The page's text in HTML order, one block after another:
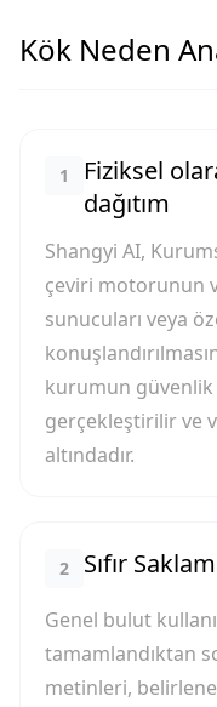
Kök Neden
1
Fiziksel
dağıtım
Shangyi AI,
çeviri motorunun
sunucuları veya
kurumun güvenlik
gerçekleştirilir ve
altındadır.
2 Sıfır
Genel bulut
tamamlandıktan
metinleri,